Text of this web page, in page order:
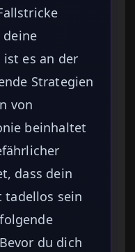
ist es an der
Strategien
von
beinhaltet
dass dein
tadellos sein
du dich